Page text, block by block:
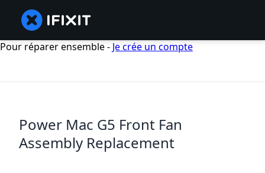
Pour réparer ensemble - Je crée un compte
Power Mac G5 Front Fan
Assembly Replacement